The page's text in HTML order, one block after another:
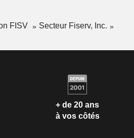
FISV
Secteur Fiserv, Inc.
+ de 20 ans
à vos côtés